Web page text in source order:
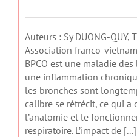
Auteurs : Sy DUONG-QUY,
Association franco-
BPCO est une maladie
une inflammation
les bronches sont
calibre se rétrécit, ce qui a
l’anatomie et le
respiratoire. L’impact de [...]